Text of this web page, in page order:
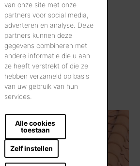
van onze site met onze
partners voor social media,
adverteren en analyse. Deze
partners kunnen deze
gegevens combineren met
andere informatie die u aan
ze heeft verstrekt of die ze
hebben verzameld op basis
van uw gebruik van hun
services.
Alle cookies
toestaan
Zelf instellen